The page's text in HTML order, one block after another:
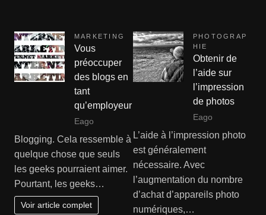
MARKETING
Vous
préoccuper
des blogs en
tant
qu’employeur
Eago
Blogging. Cela ressemble à
quelque chose que seuls
les geeks pourraient aimer.
Pourtant, les geeks…
Voir article complet
PHOTOGRAP
HIE
Obtenir de
l’aide sur
l’impression
de photos
Eago
L’aide à l’impression photo
est généralement
nécessaire. Avec
l’augmentation du nombre
d’achat d’appareils photo
numériques,…